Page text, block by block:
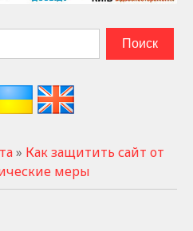
» Как защитить сайт от
меры